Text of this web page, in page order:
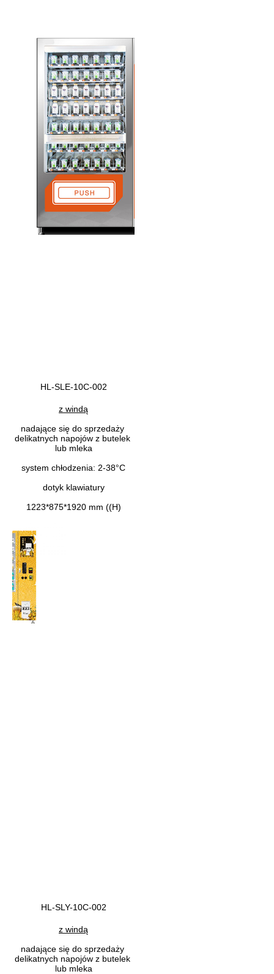
HL-SLE-10C-002
z windą
nadające się do sprzedaży
delikatnych napojów z butelek
lub mleka
system chłodzenia: 2-38°C
dotyk klawiatury
1223*875*1920 mm ((H)
HL-SLY-10C-002
z windą
nadające się do sprzedaży
delikatnych napojów z butelek
lub mleka